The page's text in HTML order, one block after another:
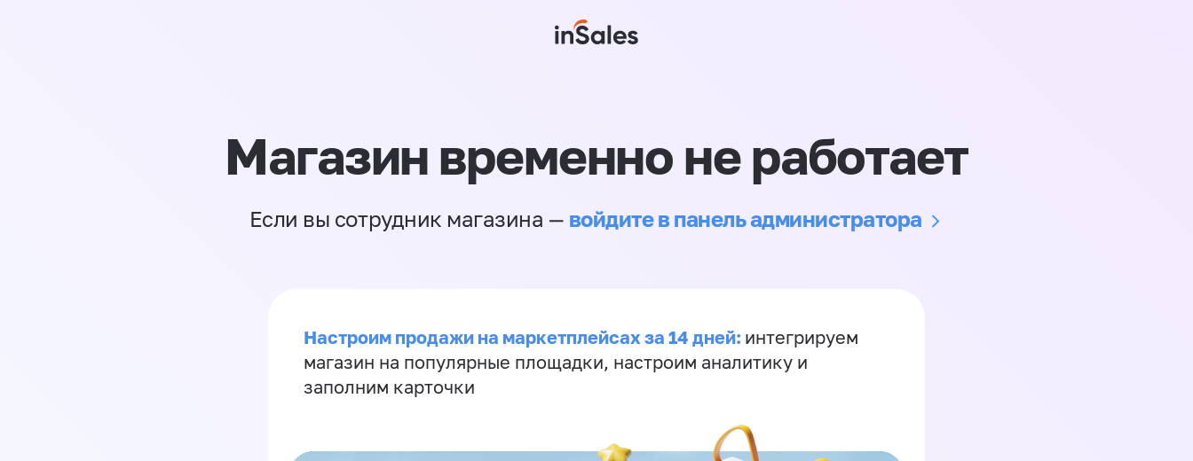
Магазин временно не работает
Если вы сотрудник магазина — войдите в панель администратора
Настроим продажи на маркетплейсах за 14 дней: интегрируем
магазин на популярные площадки, настроим аналитику и
заполним карточки